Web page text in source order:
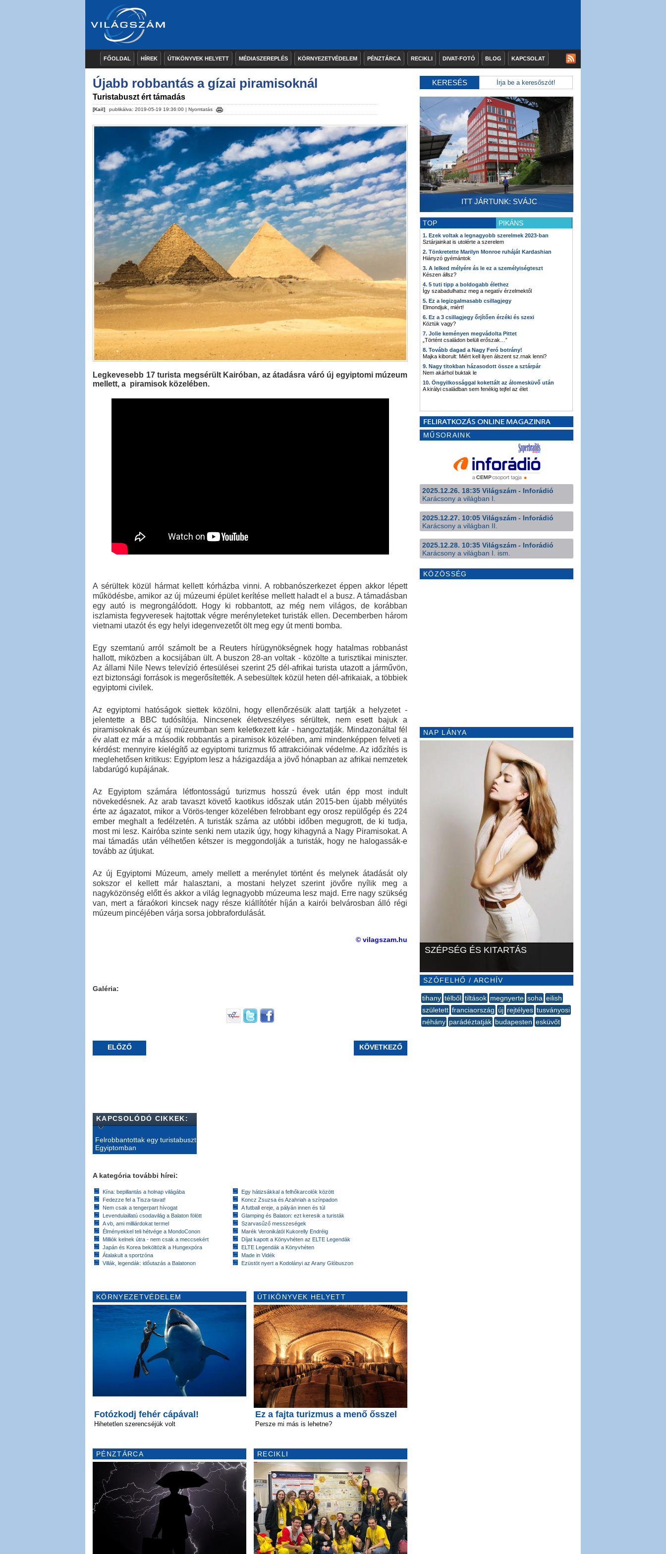
FŐOLDAL HÍREK ÚTIKÖNYVEK HELYETT MÉDIASZEREPLÉS KÖRNYEZETVÉDELEM PÉNZTÁRCA RECIKLI DIVAT-FOTÓ BLOG KAPCSOLAT
Újabb robbantás a gízai piramisoknál
Turistabuszt ért támadás
[Kail] publikálva: 2019-05-19 19:36:00 | Nyomtatás
Legkevesebb 17 turista megsérült Kairóban, az átadásra váró új egyiptomi múzeum
mellett, a piramisok közelében.
A sérültek közül hármat kellett kórházba vinni. A robbanószerkezet éppen akkor lépett
működésbe, amikor az új múzeumi épület kerítése mellett haladt el a busz. A támadásban
egy autó is megrongálódott. Hogy ki robbantott, az még nem világos, de korábban
iszlamista fegyveresek hajtottak végre merényleteket turisták ellen. Decemberben három
vietnami utazót és egy helyi idegenvezetőt ölt meg egy út menti bomba.
Egy szemtanú arról számolt be a Reuters hírügynökségnek hogy hatalmas robbanást
hallott, miközben a kocsijában ült. A buszon 28-an voltak - közölte a turisztikai miniszter.
Az állami Nile News televízió értesülései szerint 25 dél-afrikai turista utazott a járművön,
ezt biztonsági források is megerősítették. A sebesültek közül heten dél-afrikaiak, a többiek
egyiptomi civilek.
Az egyiptomi hatóságok siettek közölni, hogy ellenőrzésük alatt tartják a helyzetet -
jelentette a BBC tudósítója. Nincsenek életveszélyes sérültek, nem esett bajuk a
piramisoknak és az új múzeumban sem keletkezett kár - hangoztatják. Mindazonáltal fél
év alatt ez már a második robbantás a piramisok közelében, ami mindenképpen felveti a
kérdést: mennyire kielégítő az egyiptomi turizmus fő attrakcióinak védelme. Az időzítés is
meglehetősen kritikus: Egyiptom lesz a házigazdája a jövő hónapban az afrikai nemzetek
labdarúgó kupájának.
Az Egyiptom számára létfontosságú turizmus hosszú évek után épp most indult
növekedésnek. Az arab tavaszt követő kaotikus időszak után 2015-ben újabb mélyütés
érte az ágazatot, mikor a Vörös-tenger közelében felrobbant egy orosz repülőgép és 224
ember meghalt a fedélzetén. A turisták száma az utóbbi időben megugrott, de ki tudja,
most mi lesz. Kairóba szinte senki nem utazik úgy, hogy kihagyná a Nagy Piramisokat. A
mai támadás után vélhetően kétszer is meggondolják a turisták, hogy ne halogassák-e
tovább az útjukat.
Az új Egyiptomi Múzeum, amely mellett a merénylet történt és melynek átadását oly
sokszor el kellett már halasztani, a mostani helyzet szerint jövőre nyílik meg a
nagyközönség előtt és akkor a világ legnagyobb múzeuma lesz majd. Erre nagy szükség
van, mert a fáraókori kincsek nagy része kiállítótér híján a kairói belvárosban álló régi
múzeum pincéjében várja sorsa jobbrafordulását.
© vilagszam.hu
Galéria:
ELŐZŐ KÖVETKEZŐ
KAPCSOLÓDÓ CIKKEK:
Felrobbantottak egy turistabuszt
Egyiptomban
A kategória további hírei:
Kína: bepillantás a holnap világába
Fedezze fel a Tisza-tavat!
Nem csak a tengerpart hívogat
Levendulaillatú csodavilág a Balaton fölött
A vb, ami milliárdokat termel
Élményekkel teli hétvége a MondoConon
Milliók kelnek útra - nem csak a meccsekért
Japán és Korea beköltözik a Hungexpóra
Átalakult a sportzóna
Villák, legendák: időutazás a Balatonon
Egy hátizsákkal a felhőkarcolók között
Koncz Zsuzsa és Azahriah a színpadon
A futball ereje, a pályán innen és túl
Glamping és Balaton: ezt keresik a turisták
Szarvasűző messzeségek
Marék Veronikától Kukorelly Endréig
Díjat kapott a Könyvhéten az ELTE Legendák
ELTE Legendák a Könyvhéten
Made in Vidék
Ezüstöt nyert a Kodolányi az Arany Glóbuszon
KÖRNYEZETVÉDELEM
Fotózkodj fehér cápával!
Hihetetlen szerencséjük volt
PÉNZTÁRCA
ÚTIKÖNYVEK HELYETT
Ez a fajta turizmus a menő ősszel
Persze mi más is lehetne?
RECIKLI
KERESÉS
ITT JÁRTUNK: SVÁJC
TOP PIKÁNS
1. Ezek voltak a legnagyobb szerelmek 2023-ban
Sztárjainkat is utolérte a szerelem
2. Tönkretette Marilyn Monroe ruháját Kardashian
Hiányzó gyémántok
3. A lelked mélyére ás le ez a személyiségteszt
Készen állsz?
4. 5 tuti tipp a boldogabb élethez
Így szabadulhatsz meg a negatív érzelmektől
5. Ez a legizgalmasabb csillagjegy
Elmondjuk, miért!
6. Ez a 3 csillagjegy őrjítően érzéki és szexi
Köztük vagy?
7. Jolie keményen megvádolta Pittet
„Történt családon belüli erőszak…”
8. Tovább dagad a Nagy Feró botrány!
Majka kiborult: Miért kell ilyen álszent sz.rnak lenni?
9. Nagy titokban házasodott össze a sztárpár
Nem akárhol buktak le
10. Öngyilkossággal kokettált az álomesküvő után
A királyi családban sem fenékig tejfel az élet
MŰSORAINK
2025.12.26. 18:35 Világszám - Inforádió
Karácsony a világban I.
2025.12.27. 10:05 Világszám - Inforádió
Karácsony a világban II.
2025.12.28. 10:35 Világszám - Inforádió
Karácsony a világban I. ism.
KÖZÖSSÉG
NAP LÁNYA
SZÉPSÉG ÉS KITARTÁS
SZÓFELHŐ / ARCHÍV
tihany télből tiltások megnyerte soha eilish
született franciaország új rejtélyes tusványosi
néhány parádéztatják budapesten esküvőt